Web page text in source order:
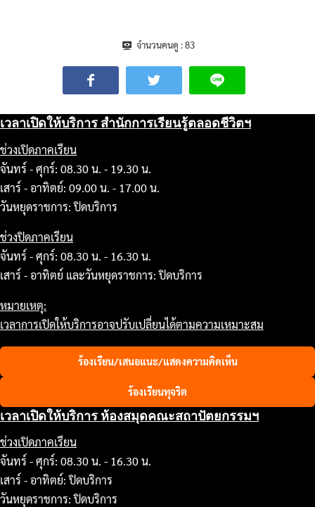
จำนวนคนดู :83
เวลาเปิดให้บริการ สำนักการเรียนรู้ตลอดชีวิตฯ
ช่วงเปิดภาคเรียน
จันทร์ - ศุกร์: 08.30 น. - 19.30 น.
เสาร์ - อาทิตย์: 09.00 น. - 17.00 น.
วันหยุดราชการ: ปิดบริการ
ช่วงปิดภาคเรียน
จันทร์ - ศุกร์: 08.30 น. - 16.30 น.
เสาร์ - อาทิตย์ และวันหยุดราชการ: ปิดบริการ
หมายเหตุ:
เวลาการเปิดให้บริการอาจปรับเปลี่ยนได้ตามความเหมาะสม
ร้องเรียน/เสนอแนะ/แสดงความคิดเห็น
ร้องเรียนทุจริต
เวลาเปิดให้บริการ ห้องสมุดคณะสถาปัตยกรรมฯ
ช่วงเปิดภาคเรียน
จันทร์ - ศุกร์: 08.30 น. - 16.30 น.
เสาร์ - อาทิตย์: ปิดบริการ
วันหยุดราชการ: ปิดบริการ